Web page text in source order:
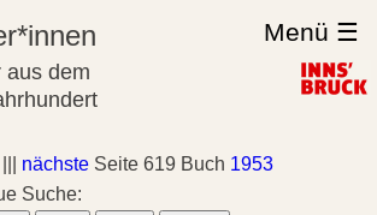
aus dem
Menü ☰
nächste Seite 619 Buch 1953
Suche: